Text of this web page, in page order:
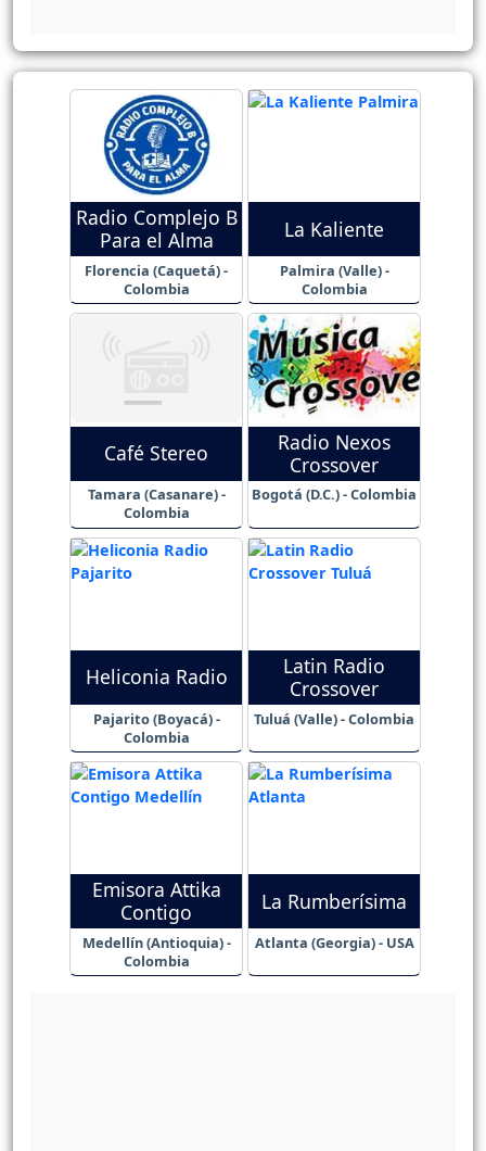
Radio Complejo B
Para el Alma
Florencia (Caquetá) -
Colombia
La Kaliente
Palmira (Valle) -
Colombia
Café Stereo
Tamara (Casanare) -
Colombia
Radio Nexos
Crossover
Bogotá (D.C.) - Colombia
Heliconia Radio
Pajarito (Boyacá) -
Colombia
Latin Radio
Crossover
Tuluá (Valle) - Colombia
Emisora Attika
Contigo
Medellín (Antioquia) -
Colombia
La Rumberísima
Atlanta (Georgia) - USA